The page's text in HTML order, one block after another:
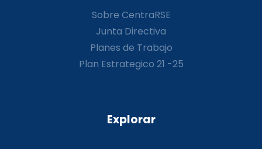
Sobre CentraRSE
Junta Directiva
Planes de Trabajo
Plan Estrategico 21 -25
Explorar